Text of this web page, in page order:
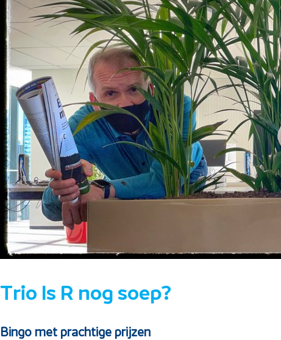
Trio Is R nog soep?
Bingo met prachtige prijzen